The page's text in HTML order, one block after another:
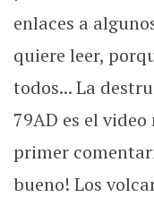
enlaces a
quiere leer,
todos... La
79AD es el
primer
bueno! Los